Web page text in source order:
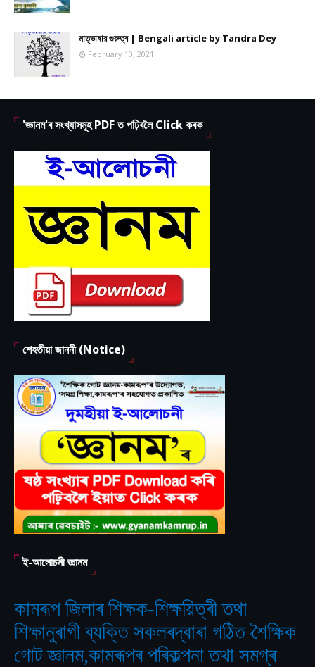
মাতৃভাষার গুরুত্ব | Bengali article by Tandra Dey
February 10, 2021
'জ্ঞানম'ৰ সংখ্যাসমূহ PDF ত পঢ়িবলৈ Click কৰক
শেহতীয়া জাননী (Notice)
ই-আলোচনী জ্ঞানম
কামৰূপ জিলাৰ শিক্ষক-শিক্ষয়িত্ৰী তথা
শিক্ষানুৰাগী ব্যক্তি সকলৰদ্বাৰা গঠিত‘শৈক্ষিক
গোট জ্ঞানম,কামৰূপৰ পৰিকল্পনা তথা সমগ্ৰ